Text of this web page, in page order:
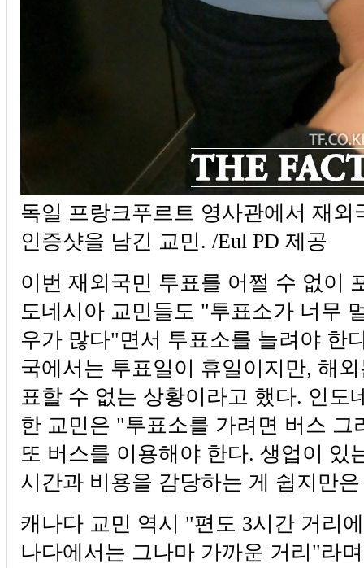
독일 프랑크푸르트 영사관에서 재외
인증샷을 남긴 교민. /Eul PD 제공
이번 재외국민 투표를 어쩔 수 없이
도네시아 교민들도 "투표소가 너무
우가 많다"면서 투표소를 늘려야 한
국에서는 투표일이 휴일이지만, 해
표할 수 없는 상황이라고 했다. 인도
한 교민은 "투표소를 가려면 버스 그
또 버스를 이용해야 한다. 생업이 있
시간과 비용을 감당하는 게 쉽지만
캐나다 교민 역시 "편도 3시간 거리
나다에서는 그나마 가까운 거리"라